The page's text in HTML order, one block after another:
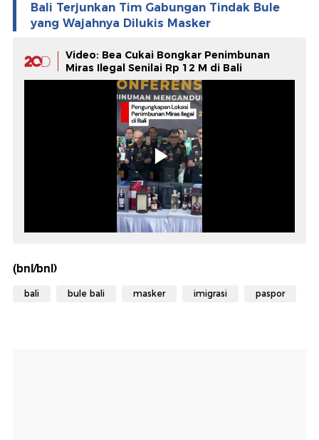
Bali Terjunkan Tim Gabungan Tindak Bule
yang Wajahnya Dilukis Masker
Video: Bea Cukai Bongkar Penimbunan
Miras Ilegal Senilai Rp 12 M di Bali
(bnl/bnl)
bali bule bali masker imigrasi paspor